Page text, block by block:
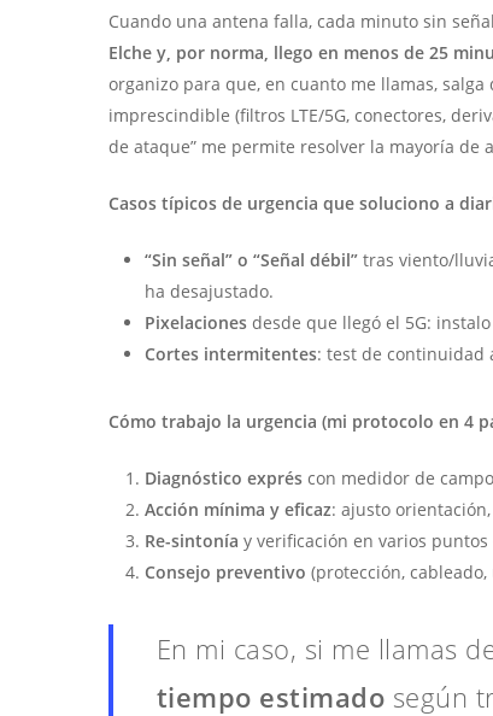
Cuando una antena falla, cada minuto sin
Elche y, por norma, llego en menos de 25
organizo para que, en cuanto me llamas,
imprescindible (filtros LTE/5G, conectores,
de ataque” me permite resolver la mayoría de
Casos típicos de urgencia que soluciono a
“Sin señal” o “Señal débil” tras viento/
ha desajustado.
Pixelaciones desde que llegó el 5G:
Cortes intermitentes: test de continuidad
Cómo trabajo la urgencia (mi protocolo en 4
Diagnóstico exprés con medidor de
Acción mínima y eficaz: ajusto
Re-sintonía y verificación en varios
Consejo preventivo (protección,
En mi caso, si me llamas
tiempo estimado según